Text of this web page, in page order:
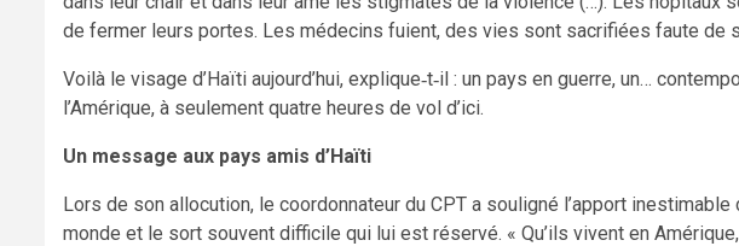
de fermer leurs portes. Les médecins fuient, des vies sont sacrifiées faute de
Voilà le visage d’Haïti aujourd’hui, explique‑t‑il : un pays en guerre, un…
l’Amérique, à seulement quatre heures de vol d’ici.
Un message aux pays amis d’Haïti
Lors de son allocution, le coordonnateur du CPT a souligné l’apport
monde et le sort souvent difficile qui lui est réservé. « Qu’ils vivent en